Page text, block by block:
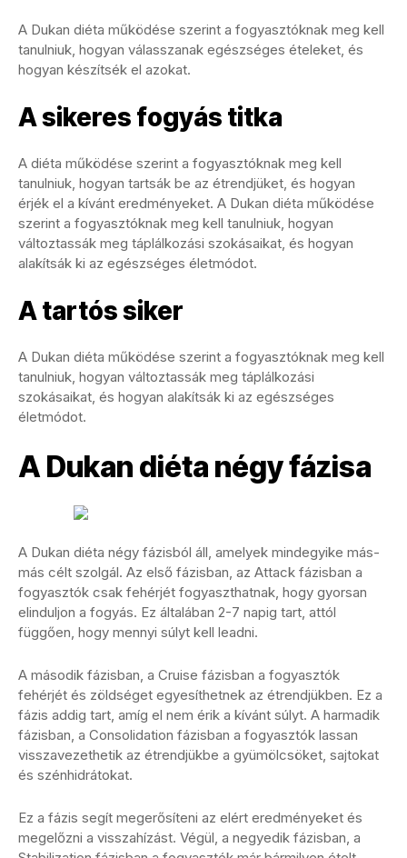
A Dukan diéta működése szerint a fogyasztóknak meg kell
tanulniuk, hogyan válasszanak egészséges ételeket, és
hogyan készítsék el azokat.
A sikeres fogyás titka
A diéta működése szerint a fogyasztóknak meg kell
tanulniuk, hogyan tartsák be az étrendjüket, és hogyan
érjék el a kívánt eredményeket. A Dukan diéta működése
szerint a fogyasztóknak meg kell tanulniuk, hogyan
változtassák meg táplálkozási szokásaikat, és hogyan
alakítsák ki az egészséges életmódot.
A tartós siker
A Dukan diéta működése szerint a fogyasztóknak meg kell
tanulniuk, hogyan változtassák meg táplálkozási
szokásaikat, és hogyan alakítsák ki az egészséges
életmódot.
A Dukan diéta négy fázisa
A Dukan diéta négy fázisból áll, amelyek mindegyike más-
más célt szolgál. Az első fázisban, az Attack fázisban a
fogyasztók csak fehérjét fogyaszthatnak, hogy gyorsan
elinduljon a fogyás. Ez általában 2-7 napig tart, attól
függően, hogy mennyi súlyt kell leadni.
A második fázisban, a Cruise fázisban a fogyasztók
fehérjét és zöldséget egyesíthetnek az étrendjükben. Ez a
fázis addig tart, amíg el nem érik a kívánt súlyt. A harmadik
fázisban, a Consolidation fázisban a fogyasztók lassan
visszavezethetik az étrendjükbe a gyümölcsöket, sajtokat
és szénhidrátokat.
Ez a fázis segít megerősíteni az elért eredményeket és
megelőzni a visszahízást. Végül, a negyedik fázisban, a